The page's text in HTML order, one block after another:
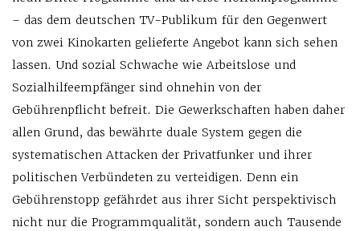
– das dem deutschen TV-Publikum für den Gegenwert
von zwei Kinokarten gelieferte Angebot kann sich sehen
lassen. Und sozial Schwache wie Arbeitslose und
Sozialhilfeempfänger sind ohnehin von der
Gebührenpflicht befreit. Die Gewerkschaften haben daher
allen Grund, das bewährte duale System gegen die
systematischen Attacken der Privatfunker und ihrer
politischen Verbündeten zu verteidigen. Denn ein
Gebührenstopp gefährdet aus ihrer Sicht perspektivisch
nicht nur die Programmqualität, sondern auch Tausende